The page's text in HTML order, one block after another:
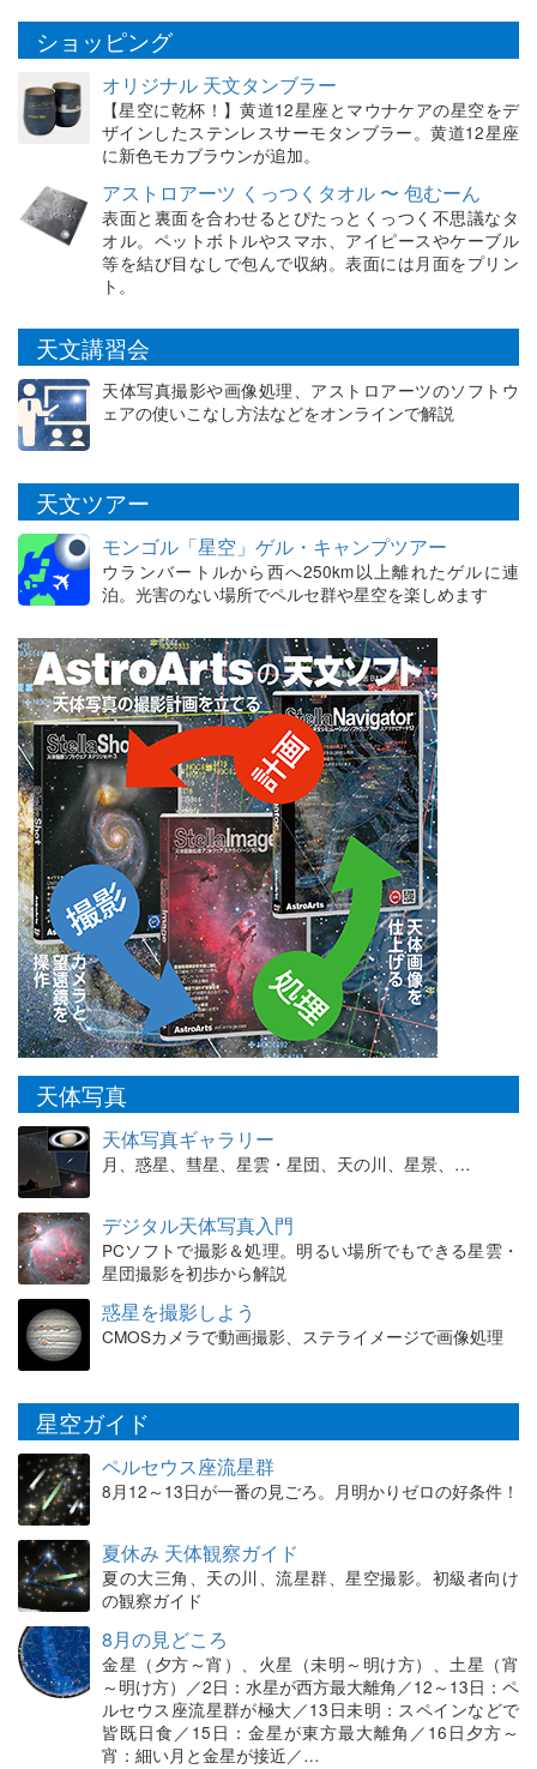
ショッピング
オリジナル 天文タンブラー
【星空に乾杯！】黄道12星座とマウナケアの星空をデ
ザインしたステンレスサーモタンブラー。黄道12星座
に新色モカブラウンが追加。
アストロアーツ くっつくタオル 〜 包むーん
表面と裏面を合わせるとぴたっとくっつく不思議なタ
オル。ペットボトルやスマホ、アイピースやケーブル
等を結び目なしで包んで収納。表面には月面をプリン
ト。
天文講習会
天体写真撮影や画像処理、アストロアーツのソフトウ
ェアの使いこなし方法などをオンラインで解説
天文ツアー
モンゴル「星空」ゲル・キャンプツアー
ウランバートルから西へ250km以上離れたゲルに連
泊。光害のない場所でペルセ群や星空を楽しめます
天体写真
天体写真ギャラリー
月、惑星、彗星、星雲・星団、天の川、星景、…
デジタル天体写真入門
PCソフトで撮影＆処理。明るい場所でもできる星雲・
星団撮影を初歩から解説
惑星を撮影しよう
CMOSカメラで動画撮影、ステライメージで画像処理
星空ガイド
ペルセウス座流星群
8月12～13日が一番の見ごろ。月明かりゼロの好条件！
夏休み 天体観察ガイド
夏の大三角、天の川、流星群、星空撮影。初級者向け
の観察ガイド
8月の見どころ
金星（夕方～宵）、火星（未明～明け方）、土星（宵
～明け方）／2日：水星が西方最大離角／12～13日：ペ
ルセウス座流星群が極大／13日未明：スペインなどで
皆既日食／15日：金星が東方最大離角／16日夕方～
宵：細い月と金星が接近／…